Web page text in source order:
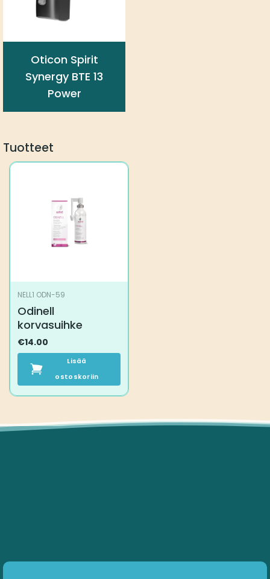
Oticon Spirit
Synergy BTE 13
Power
Tuotteet
NELL1 ODN-59
Odinell
korvasuihke
€14.00
Lisää
ostoskoriin